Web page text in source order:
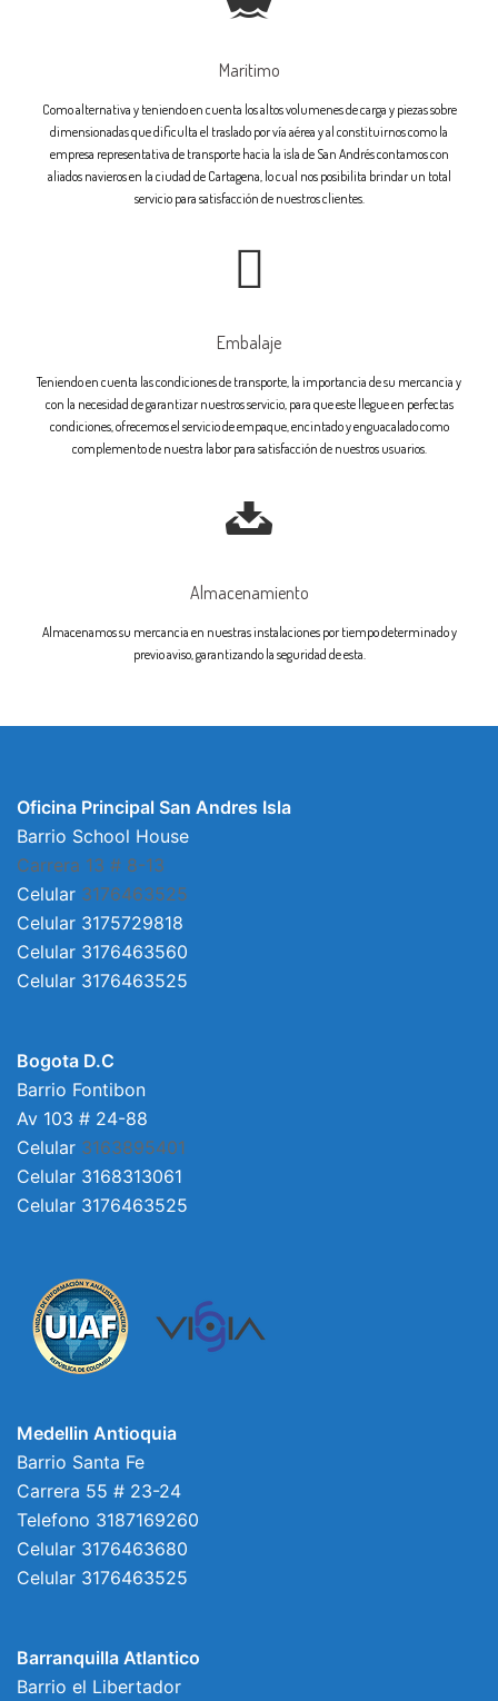
Maritimo
Como alternativa y teniendo en cuenta los altos volumenes de carga y piezas sobre
dimensionadas que dificulta el traslado por vía aérea y al constituirnos como la
empresa representativa de transporte hacia la isla de San Andrés contamos con
aliados navieros en la ciudad de Cartagena, lo cual nos posibilita brindar un total
servicio para satisfacción de nuestros clientes.
Embalaje
Teniendo en cuenta las condiciones de transporte, la importancia de su mercancia y
con la necesidad de garantizar nuestros servicio, para que este llegue en perfectas
condiciones, ofrecemos el servicio de empaque, encintado y enguacalado como
complemento de nuestra labor para satisfacción de nuestros usuarios.
Almacenamiento
Almacenamos su mercancia en nuestras instalaciones por tiempo determinado y
previo aviso, garantizando la seguridad de esta.
Oficina Principal San Andres Isla
Barrio School House
Carrera 13 # 8-13
Celular 3176463525
Celular 3175729818
Celular 3176463560
Celular 3176463525
Bogota D.C
Barrio Fontibon
Av 103 # 24-88
Celular 3163895401
Celular 3168313061
Celular 3176463525
Medellin Antioquia
Barrio Santa Fe
Carrera 55 # 23-24
Telefono 3187169260
Celular 3176463680
Celular 3176463525
Barranquilla Atlantico
Barrio el Libertador